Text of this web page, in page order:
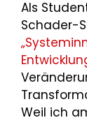
Als
Schader-
Weil ich